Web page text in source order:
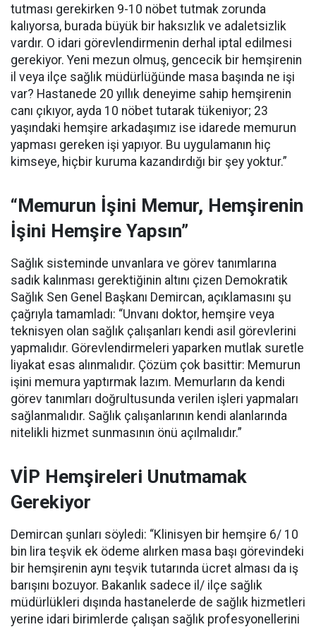
tutması gerekirken 9-10 nöbet tutmak zorunda
kalıyorsa, burada büyük bir haksızlık ve adaletsizlik
vardır. O idari görevlendirmenin derhal iptal edilmesi
gerekiyor. Yeni mezun olmuş, gencecik bir hemşirenin
il veya ilçe sağlık müdürlüğünde masa başında ne işi
var? Hastanede 20 yıllık deneyime sahip hemşirenin
canı çıkıyor, ayda 10 nöbet tutarak tükeniyor; 23
yaşındaki hemşire arkadaşımız ise idarede memurun
yapması gereken işi yapıyor. Bu uygulamanın hiç
kimseye, hiçbir kuruma kazandırdığı bir şey yoktur.”
“Memurun İşini Memur, Hemşirenin
İşini Hemşire Yapsın”
Sağlık sisteminde unvanlara ve görev tanımlarına
sadık kalınması gerektiğinin altını çizen Demokratik
Sağlık Sen Genel Başkanı Demircan, açıklamasını şu
çağrıyla tamamladı: “Unvanı doktor, hemşire veya
teknisyen olan sağlık çalışanları kendi asil görevlerini
yapmalıdır. Görevlendirmeleri yaparken mutlak suretle
liyakat esas alınmalıdır. Çözüm çok basittir: Memurun
işini memura yaptırmak lazım. Memurların da kendi
görev tanımları doğrultusunda verilen işleri yapmaları
sağlanmalıdır. Sağlık çalışanlarının kendi alanlarında
nitelikli hizmet sunmasının önü açılmalıdır.”
VİP Hemşireleri Unutmamak
Gerekiyor
Demircan şunları söyledi: “Klinisyen bir hemşire 6/ 10
bin lira teşvik ek ödeme alırken masa başı görevindeki
bir hemşirenin aynı teşvik tutarında ücret alması da iş
barışını bozuyor. Bakanlık sadece il/ ilçe sağlık
müdürlükleri dışında hastanelerde de sağlık hizmetleri
yerine idari birimlerde çalışan sağlık profesyonellerini